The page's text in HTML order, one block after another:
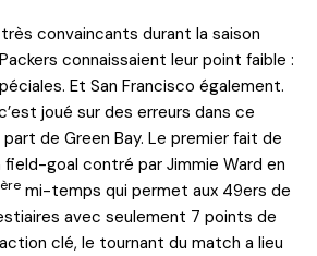
convaincants durant la saison
connaissaient leur point faible :
Et San Francisco également.
joué sur des erreurs dans ce
de Green Bay. Le premier fait de
goal contré par Jimmie Ward en
ère mi-temps qui permet aux 49ers de
avec seulement 7 points de
clé, le tournant du match a lieu